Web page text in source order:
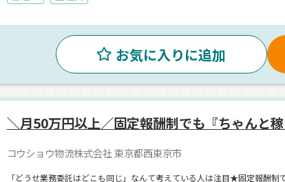
お気に入りに追加
＼月50万円以上／固定報酬制でも『ちゃんと
コウショウ物流株式会社 東京都西東京市
「どうせ業務委託はどこも同じ」なんて考えている人は注目★固定報酬